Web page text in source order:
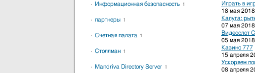
Играть в
18 мая 2018
Калуга:
07 мая 2018
Видеослот
05 мая 2018
Казино 777
15 апреля
Ускоряем
08 апреля
Информационная безопасность 1
партнеры 1
Счетная палата 1
Столлман 1
Mandriva Directory Server 1